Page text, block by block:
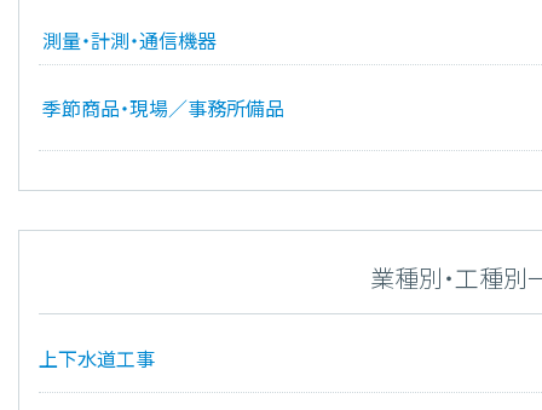
測量・計測・通信機器
季節商品・現場／事務所備品
業種別・工種別
上下水道工事